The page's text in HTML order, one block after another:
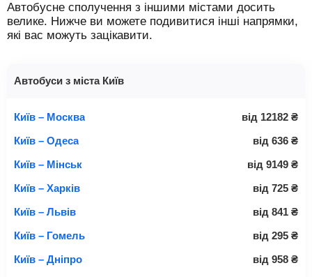
Автобусне сполучення з іншими містами досить
велике. Нижче ви можете подивитися інші напрямки,
які вас можуть зацікавити.
Автобуси з міста Київ
Київ – Москва від 12182 ₴
Київ – Одеса
від 636 ₴
Київ – Мінськ
від 9149 ₴
Київ – Харків
від 725 ₴
Київ – Львів
від 841 ₴
Київ – Гомель
від 295 ₴
Київ – Дніпро
від 958 ₴